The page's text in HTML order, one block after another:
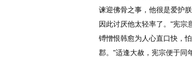
谏迎佛骨之事，他很是爱护
因此讨厌他太轻率了。"宪宗
镈憎恨韩愈为人心直口快，
郡。"适逢大赦，宪宗便于同